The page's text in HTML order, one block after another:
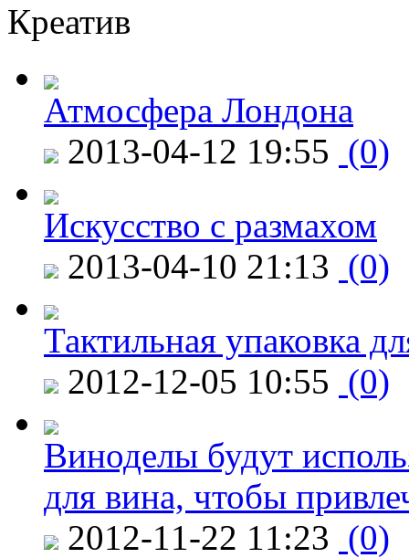
Креатив
Атмосфера Лондона
2013-04-12 19:55 (0)
Искусство с размахом
2013-04-10 21:13 (0)
Тактильная упаковка
2012-12-05 10:55 (0)
Виноделы будут
для вина, чтобы
2012-11-22 11:23 (0)